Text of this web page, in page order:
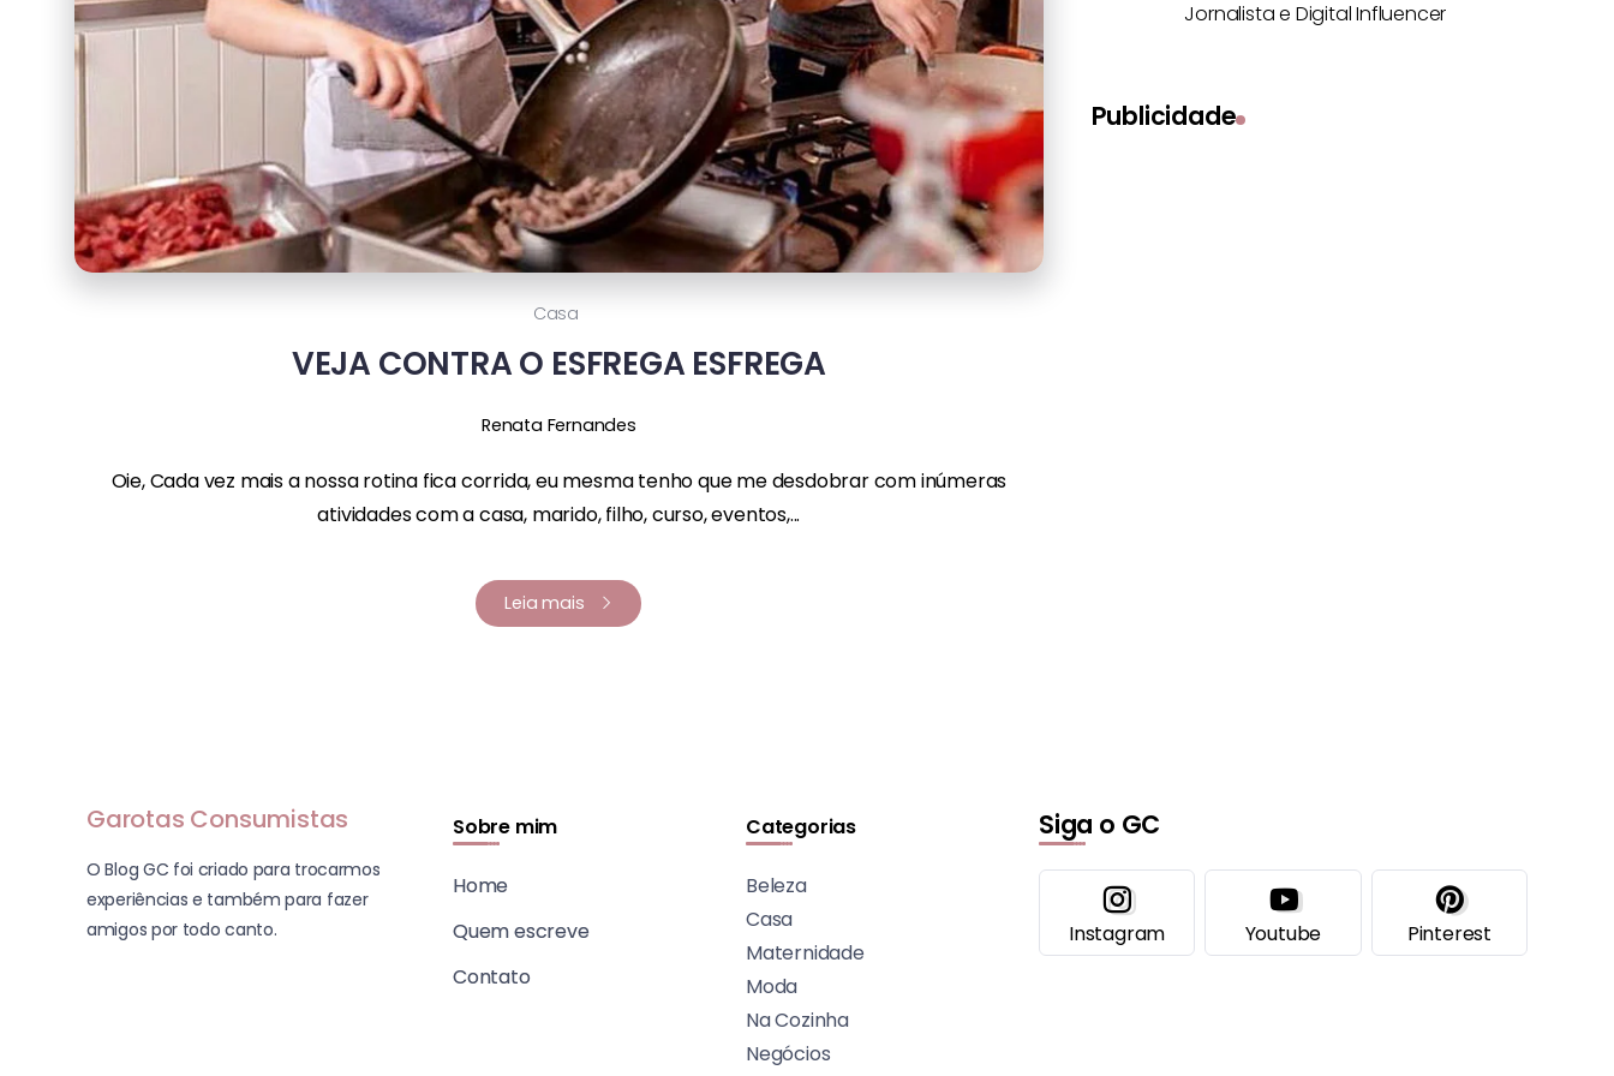
Casa
VEJA CONTRA O ESFREGA ESFREGA
Renata Fernandes
Oie, Cada vez mais a nossa rotina fica corrida, eu mesma tenho que me desdobrar com inúmeras
atividades com a casa, marido, filho, curso, eventos,...
Leia mais
Jornalista e Digital Influencer
Publicidade
Garotas Consumistas
O Blog GC foi criado para trocarmos
experiências e também para fazer
amigos por todo canto.
Sobre mim
Home
Quem escreve
Contato
Categorias
Beleza
Casa
Maternidade
Moda
Na Cozinha
Negócios
Siga o GC
Instagram Youtube Pinterest